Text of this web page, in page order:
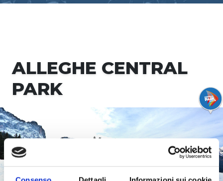
ALLEGHE CENTRAL
PARK